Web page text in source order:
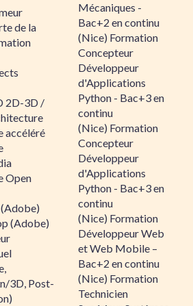
de la
2D-3D /
accéléré
Open
(Adobe)
3D, Post-
Mécaniques -
Bac+2 en continu
(Nice) Formation
Concepteur
Développeur
d'Applications
Python - Bac+3 en
continu
(Nice) Formation
Concepteur
Développeur
d'Applications
Python - Bac+3 en
continu
(Nice) Formation
Développeur Web
et Web Mobile –
Bac+2 en continu
(Nice) Formation
Technicien